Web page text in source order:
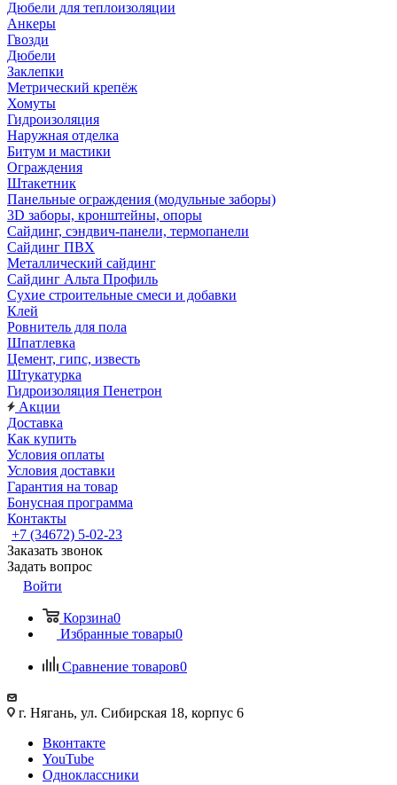
Дюбели для теплоизоляции
Анкеры
Гвозди
Дюбели
Заклепки
Метрический крепёж
Хомуты
Гидроизоляция
Наружная отделка
Битум и мастики
Ограждения
Штакетник
Панельные ограждения (модульные заборы)
3D заборы, кронштейны, опоры
Cайдинг, сэндвич-панели, термопанели
Сайдинг ПВХ
Металлический сайдинг
Сайдинг Альта Профиль
Сухие строительные смеси и добавки
Клей
Ровнитель для пола
Шпатлевка
Цемент, гипс, известь
Штукатурка
Гидроизоляция Пенетрон
Акции
Доставка
Как купить
Условия оплаты
Условия доставки
Гарантия на товар
Бонусная программа
Контакты
+7 (34672) 5-02-23
Заказать звонок
Задать вопрос
Войти
Корзина0
Избранные товары0
Сравнение товаров0
г. Нягань, ул. Сибирская 18, корпус 6
Вконтакте
YouTube
Одноклассники